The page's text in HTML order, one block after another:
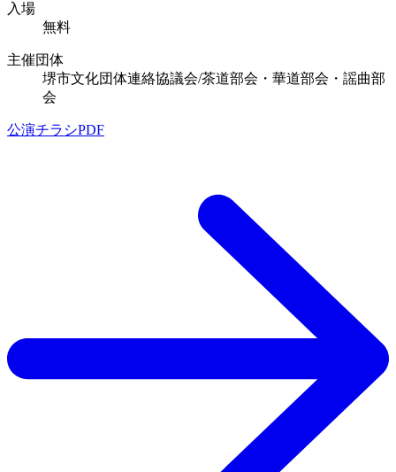
入場
無料
主催団体
堺市文化団体連絡協議会/茶道部会・華道部会・謡曲部
会
公演チラシPDF